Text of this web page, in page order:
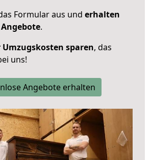
Formular aus und erhalten
.
Umzugskosten sparen, das
uns!
Angebote erhalten